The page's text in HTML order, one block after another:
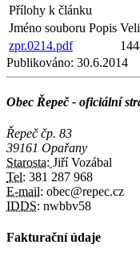
Přílohy k článku
Jméno souboru Popis
zpr.0214.pdf
Publikováno: 30.6.2014
Obec Řepeč - oficiální
Řepeč čp. 83
39161 Opařany
Starosta: Jiří Vozábal
Tel: 381 287 968
E-mail: obec@repec.cz
IDDS: nwbbv58
Fakturační údaje